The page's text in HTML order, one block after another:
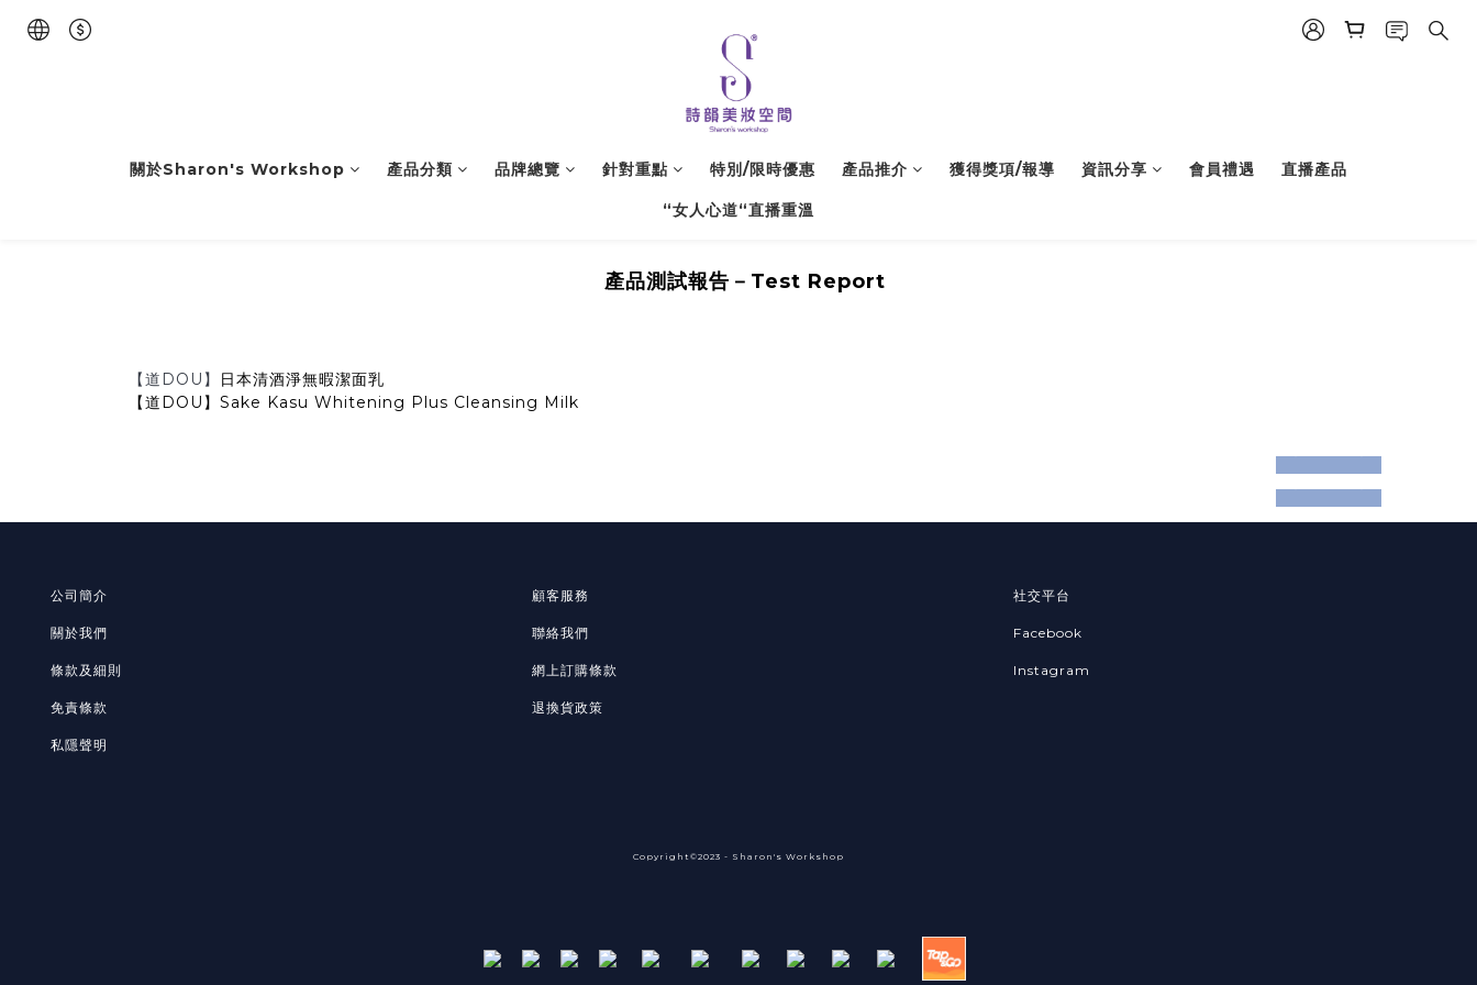
關於Sharon's Workshop 產品分類 品牌總覽 針對重點 特別/限時優惠 產品推介 獲得獎項/報導 資訊分享 會員禮遇 直播產品
“女人心道“直播重溫
產品測試報告－Test Report
【道DOU】
日本清酒淨無暇潔面乳
【道DOU】Sake Kasu Whitening Plus Cleansing Milk
prev
next
prev
next
公司簡介
關於我們
條款及細則
免責條款
私隱聲明
顧客服務
聯絡我們
網上訂購條款
退換貨政策
社交平台
Facebook
Instagram
Copyright©2023 - Sharon's Workshop